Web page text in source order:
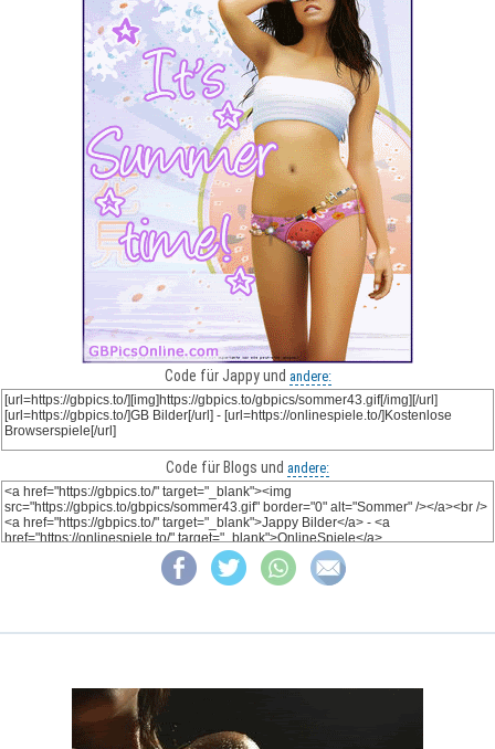
Code für Jappy und andere:
Code für Blogs und andere: